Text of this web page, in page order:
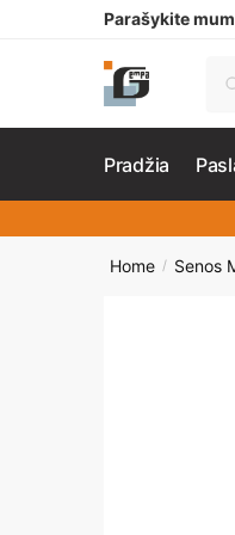
Parašykite
Pradžia
Home / Senos